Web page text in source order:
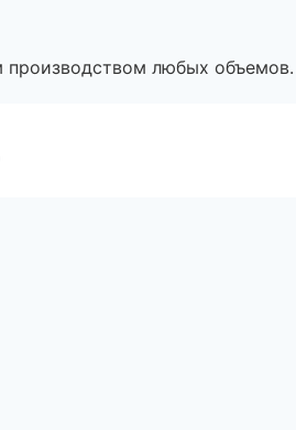
любых объемов.